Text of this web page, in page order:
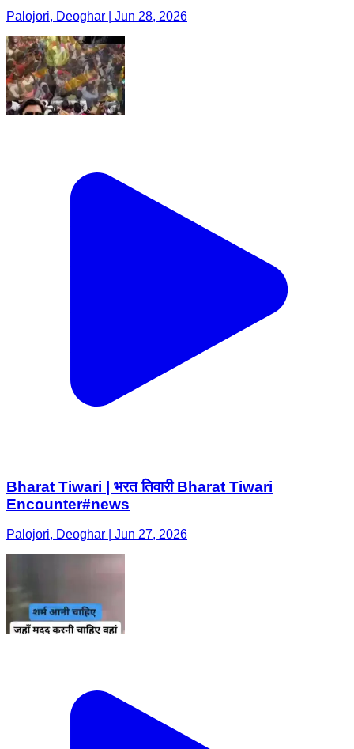
Palojori, Deoghar | Jun 28, 2026
Bharat Tiwari | भरत तिवारी Bharat Tiwari
Encounter#news
Palojori, Deoghar | Jun 27, 2026